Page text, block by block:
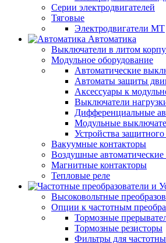
Серии электродвигателей
Тяговые
Электродвигатели МТ
Автоматика
Выключатели в литом
Модульное оборудование
Автоматические
Автоматы защиты
Аксессуары к
Выключатели
Дифференциальные
Модульные
Устройства
Вакуумные контакторы
Воздушные
Магнитные контакторы
Тепловые реле
Высоковольтные
Опции к частотным
Тормозные
Тормозные резисторы
Фильтры для